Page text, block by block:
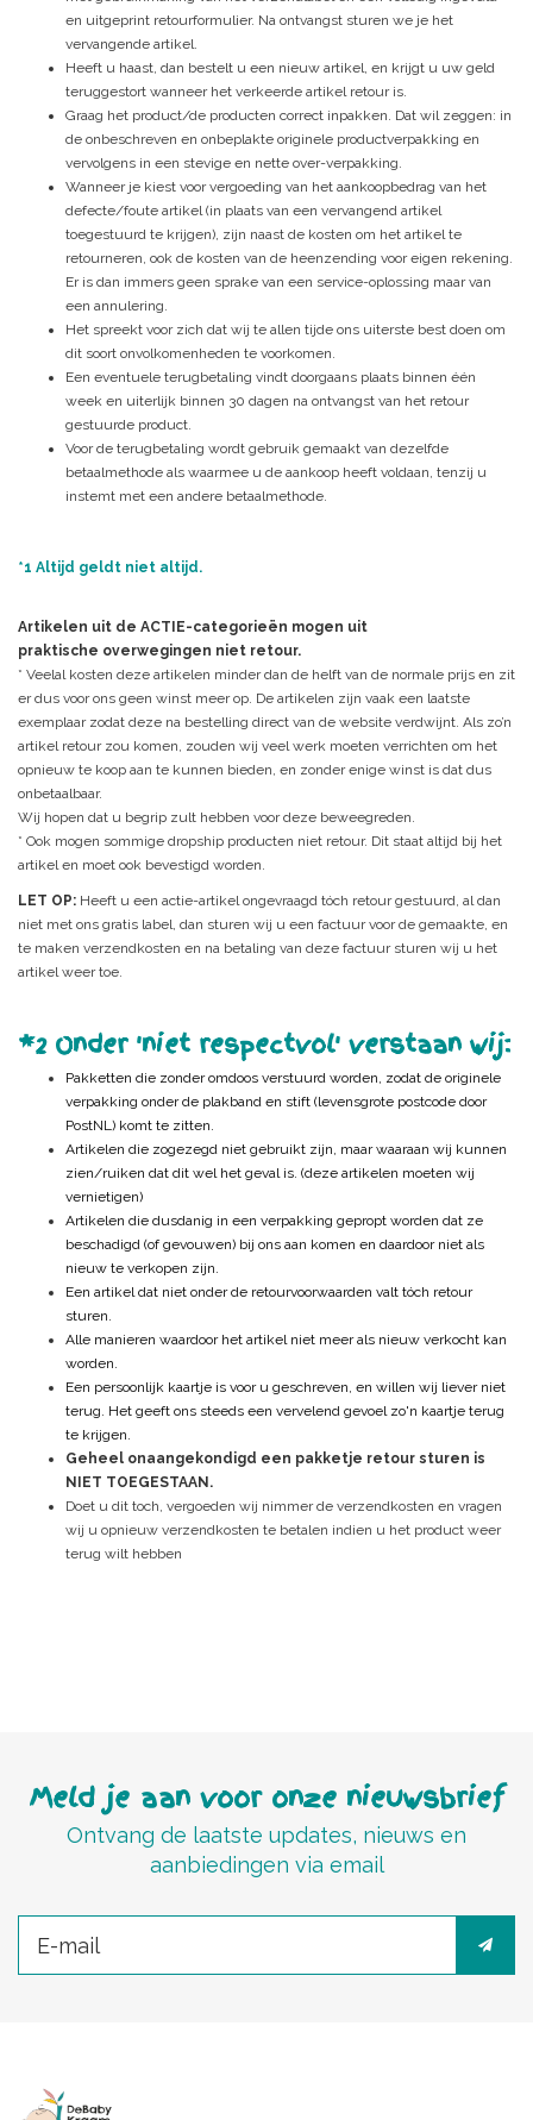
en uitgeprint retourformulier. Na ontvangst sturen we je het
vervangende artikel.
Heeft u haast, dan bestelt u een nieuw artikel, en krijgt u uw geld
teruggestort wanneer het verkeerde artikel retour is.
Graag het product/de producten correct inpakken. Dat wil zeggen: in
de onbeschreven en onbeplakte originele productverpakking en
vervolgens in een stevige en nette over-verpakking.
Wanneer je kiest voor vergoeding van het aankoopbedrag van het
defecte/foute artikel (in plaats van een vervangend artikel
toegestuurd te krijgen), zijn naast de kosten om het artikel te
retourneren, ook de kosten van de heenzending voor eigen rekening.
Er is dan immers geen sprake van een service-oplossing maar van
een annulering.
Het spreekt voor zich dat wij te allen tijde ons uiterste best doen om
dit soort onvolkomenheden te voorkomen.
Een eventuele terugbetaling vindt doorgaans plaats binnen één
week en uiterlijk binnen 30 dagen na ontvangst van het retour
gestuurde product.
Voor de terugbetaling wordt gebruik gemaakt van dezelfde
betaalmethode als waarmee u de aankoop heeft voldaan, tenzij u
instemt met een andere betaalmethode.
*1 Altijd geldt niet altijd.
Artikelen uit de ACTIE-categorieën mogen uit
praktische overwegingen niet retour.
* Veelal kosten deze artikelen minder dan de helft van de normale prijs en zit
er dus voor ons geen winst meer op. De artikelen zijn vaak een laatste
exemplaar zodat deze na bestelling direct van de website verdwijnt. Als zo’n
artikel retour zou komen, zouden wij veel werk moeten verrichten om het
opnieuw te koop aan te kunnen bieden, en zonder enige winst is dat dus
onbetaalbaar.
Wij hopen dat u begrip zult hebben voor deze beweegreden.
* Ook mogen sommige dropship producten niet retour. Dit staat altijd bij het
artikel en moet ook bevestigd worden.
LET OP: Heeft u een actie-artikel ongevraagd tóch retour gestuurd, al dan
niet met ons gratis label, dan sturen wij u een factuur voor de gemaakte, en
te maken verzendkosten en na betaling van deze factuur sturen wij u het
artikel weer toe.
*2 Onder 'niet respectvol' verstaan wij:
Pakketten die zonder omdoos verstuurd worden, zodat de originele
verpakking onder de plakband en stift (levensgrote postcode door
PostNL) komt te zitten.
Artikelen die zogezegd niet gebruikt zijn, maar waaraan wij kunnen
zien/ruiken dat dit wel het geval is. (deze artikelen moeten wij
vernietigen)
Artikelen die dusdanig in een verpakking gepropt worden dat ze
beschadigd (of gevouwen) bij ons aan komen en daardoor niet als
nieuw te verkopen zijn.
Een artikel dat niet onder de retourvoorwaarden valt tóch retour
sturen.
Alle manieren waardoor het artikel niet meer als nieuw verkocht kan
worden.
Een persoonlijk kaartje is voor u geschreven, en willen wij liever niet
terug. Het geeft ons steeds een vervelend gevoel zo'n kaartje terug
te krijgen.
Geheel onaangekondigd een pakketje retour sturen is
NIET TOEGESTAAN.
Doet u dit toch, vergoeden wij nimmer de verzendkosten en vragen
wij u opnieuw verzendkosten te betalen indien u het product weer
terug wilt hebben
Meld je aan voor onze nieuwsbrief
Ontvang de laatste updates, nieuws en
aanbiedingen via email